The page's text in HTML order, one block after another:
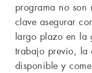
programa no son
clave asegurar
largo plazo en la
trabajo previo, la
disponible y